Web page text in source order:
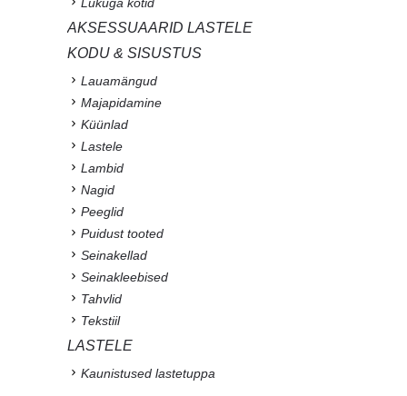
AKSESSUAARID LASTELE
KODU & SISUSTUS
Lauamängud
Majapidamine
Küünlad
Lastele
Lambid
Nagid
Peeglid
Puidust tooted
Seinakellad
Seinakleebised
Tahvlid
Tekstiil
LASTELE
Kaunistused lastetuppa